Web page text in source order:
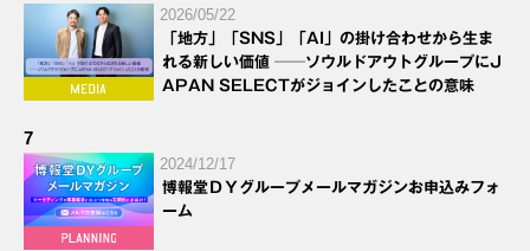
2026/05/22
「地方」「SNS」「AI」の掛け合わせから生ま
れる新しい価値 ──ソウルドアウトグループにJ
APAN SELECTがジョインしたことの意味
7
2024/12/17
博報堂ＤＹグループメールマガジンお申込みフォ
ーム